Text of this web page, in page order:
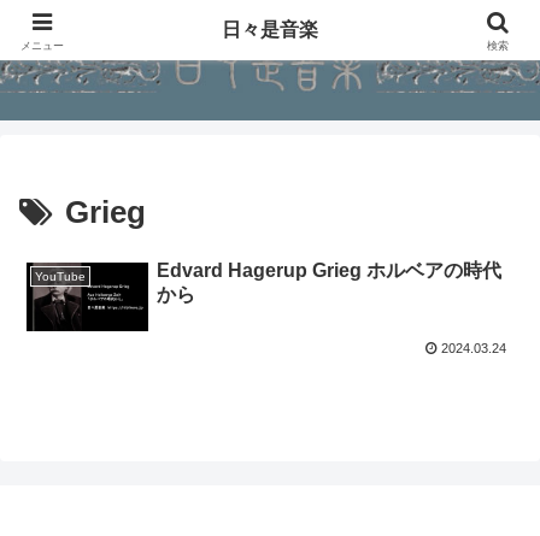
Grieg
YouTube
Edvard Hagerup Grieg ホルベアの時代
から
2024.03.24
メニュー
日々是音楽
検索